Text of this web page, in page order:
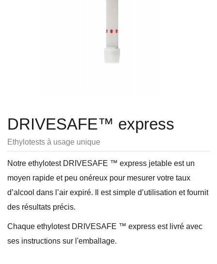
DRIVESAFE™ express
Ethylotests à usage unique
Notre ethylotest DRIVESAFE ™ express jetable est un
moyen rapide et peu onéreux pour mesurer votre taux
d’alcool dans l’air expiré. Il est simple d’utilisation et fournit
des résultats précis.
Chaque ethylotest DRIVESAFE ™ express est livré avec
ses instructions sur l'emballage.